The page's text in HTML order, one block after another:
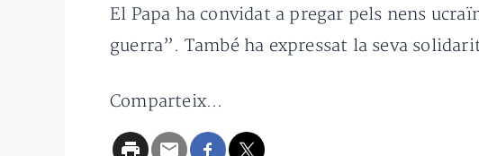
El Papa ha convidat a pregar pels nens
guerra”. També ha expressat la seva
Comparteix...